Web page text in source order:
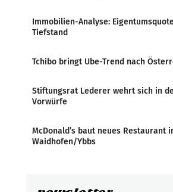
Immobilien-Analyse:
Tiefstand
Tchibo bringt Ube-Trend nach
Stiftungsrat Lederer wehrt sich in
Vorwürfe
McDonald’s baut neues Restaurant
Waidhofen/Ybbs